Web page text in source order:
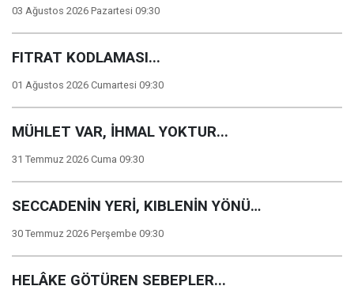
03 Ağustos 2026 Pazartesi 09:30
FITRAT KODLAMASI...
01 Ağustos 2026 Cumartesi 09:30
MÜHLET VAR, İHMAL YOKTUR...
31 Temmuz 2026 Cuma 09:30
SECCADENİN YERİ, KIBLENİN YÖNÜ…
30 Temmuz 2026 Perşembe 09:30
HELÂKE GÖTÜREN SEBEPLER...